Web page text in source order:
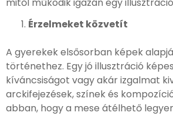
mitől működik igazán egy
Érzelmeket közvetít
A gyerekek elsősorban képek
történethez. Egy jó illusztráció
kíváncsiságot vagy akár izgalmat
arckifejezések, színek és
abban, hogy a mese átélhető